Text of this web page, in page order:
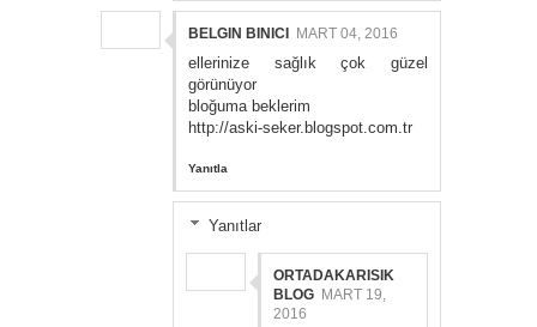
BELGIN BINICI MART 04, 2016
ellerinize sağlık çok güzel
görünüyor
bloğuma beklerim
http://aski-seker.blogspot.com.tr
Yanıtla
Yanıtlar
ORTADAKARISIK
BLOG MART 19,
2016